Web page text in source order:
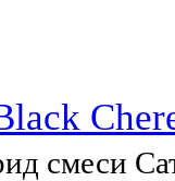
смеси